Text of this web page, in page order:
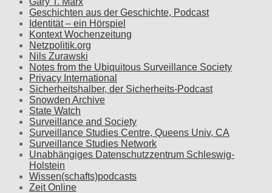
Geschichten aus der Geschichte, Podcast
Identität – ein Hörspiel
Kontext Wochenzeitung
Netzpolitik.org
Nils Zurawski
Notes from the Ubiquitous Surveillance Society
Privacy International
Sicherheitshalber, der Sicherheits-Podcast
Snowden Archive
State Watch
Surveillance and Society
Surveillance Studies Centre, Queens Univ, CA
Surveillance Studies Network
Unabhängiges Datenschutzzentrum Schleswig-
Holstein
Wissen(schafts)podcasts
Zeit Online